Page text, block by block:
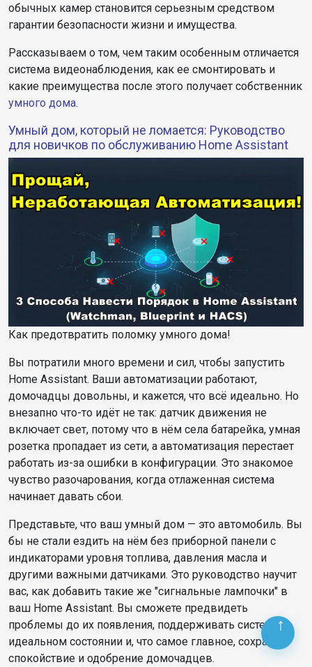
обычных камер становится серьезным средством
гарантии безопасности жизни и имущества.
Рассказываем о том, чем таким особенным отличается
система видеонаблюдения, как ее смонтировать и
какие преимущества после этого получает собственник
умного дома.
Умный дом, который не ломается: Руководство
для новичков по обслуживанию Home Assistant
Как предотвратить поломку умного дома!
Вы потратили много времени и сил, чтобы запустить
Home Assistant. Ваши автоматизации работают,
домочадцы довольны, и кажется, что всё идеально. Но
внезапно что-то идёт не так: датчик движения не
включает свет, потому что в нём села батарейка, умная
розетка пропадает из сети, а автоматизация перестает
работать из-за ошибки в конфигурации. Это знакомое
чувство разочарования, когда отлаженная система
начинает давать сбои.
Представьте, что ваш умный дом — это автомобиль. Вы
бы не стали ездить на нём без приборной панели с
индикаторами уровня топлива, давления масла и
другими важными датчиками. Это руководство научит
вас, как добавить такие же "сигнальные лампочки" в
ваш Home Assistant. Вы сможете предвидеть
проблемы до их появления, поддерживать систему в
идеальном состоянии и, что самое главное, сохранять
спокойствие и одобрение домочадцев.